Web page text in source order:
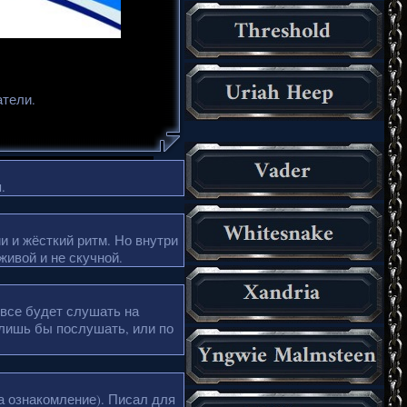
и жёсткий ритм. Но внутри
и не скучной.
будет слушать на
бы послушать, или по
ознакомление). Писал для